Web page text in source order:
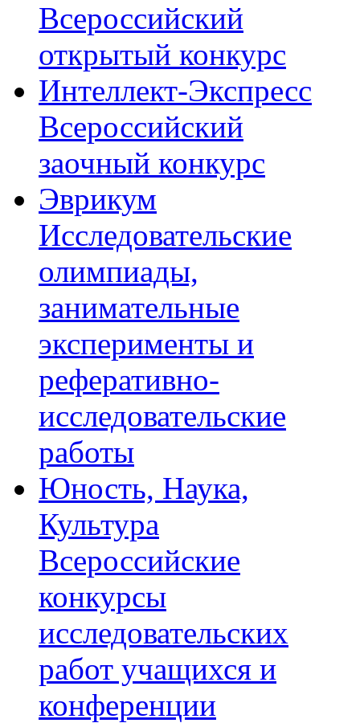
Всероссийский
открытый конкурс
Интеллект-Экспресс
Всероссийский
заочный конкурс
Эврикум
Исследовательские
олимпиады,
занимательные
эксперименты и
реферативно-
исследовательские
работы
Юность, Наука,
Культура
Всероссийские
конкурсы
исследовательских
работ учащихся и
конференции